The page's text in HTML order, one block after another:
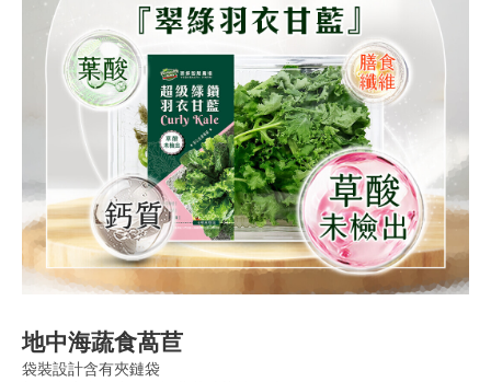
地中海蔬食萵苣
袋裝設計含有夾鏈袋